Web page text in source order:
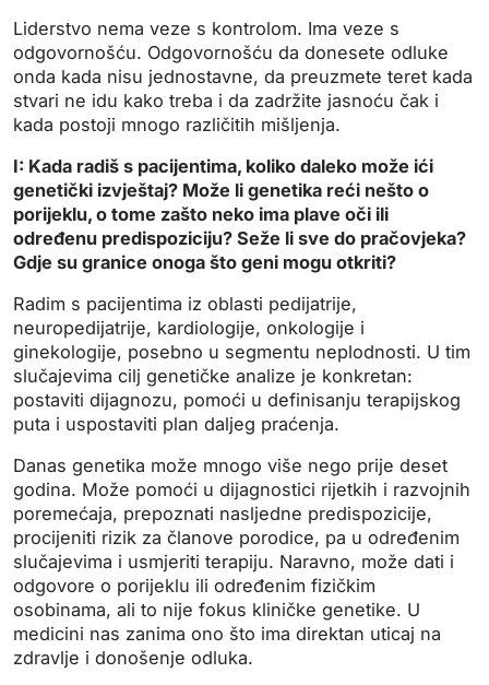
Liderstvo nema veze s kontrolom. Ima veze s
odgovornošću. Odgovornošću da donesete odluke
onda kada nisu jednostavne, da preuzmete teret kada
stvari ne idu kako treba i da zadržite jasnoću čak i
kada postoji mnogo različitih mišljenja.
I: Kada radiš s pacijentima, koliko daleko može ići
genetički izvještaj? Može li genetika reći nešto o
porijeklu, o tome zašto neko ima plave oči ili
određenu predispoziciju? Seže li sve do pračovjeka?
Gdje su granice onoga što geni mogu otkriti?
Radim s pacijentima iz oblasti pedijatrije,
neuropedijatrije, kardiologije, onkologije i
ginekologije, posebno u segmentu neplodnosti. U tim
slučajevima cilj genetičke analize je konkretan:
postaviti dijagnozu, pomoći u definisanju terapijskog
puta i uspostaviti plan daljeg praćenja.
Danas genetika može mnogo više nego prije deset
godina. Može pomoći u dijagnostici rijetkih i razvojnih
poremećaja, prepoznati nasljedne predispozicije,
procijeniti rizik za članove porodice, pa u određenim
slučajevima i usmjeriti terapiju. Naravno, može dati i
odgovore o porijeklu ili određenim fizičkim
osobinama, ali to nije fokus kliničke genetike. U
medicini nas zanima ono što ima direktan uticaj na
zdravlje i donošenje odluka.